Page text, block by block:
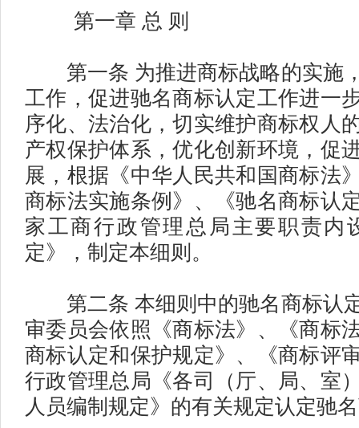
第一章 总 则
第一条 为推进商标战略的实施
工作，促进驰名商标认定工作进一
序化、法治化，切实维护商标权人
产权保护体系，优化创新环境，促
展，根据《中华人民共和国商标法
商标法实施条例》、《驰名商标认
家工商行政管理总局主要职责内
定》，制定本细则。
第二条 本细则中的驰名商标认
审委员会依照《商标法》、《商标
商标认定和保护规定》、《商标评
行政管理总局《各司（厅、局、室
人员编制规定》的有关规定认定驰